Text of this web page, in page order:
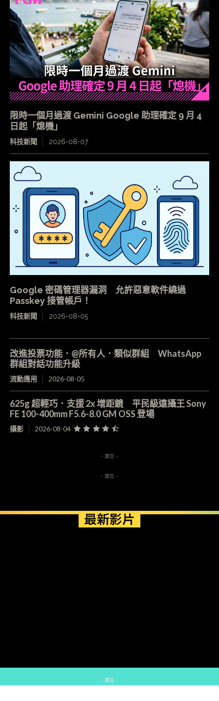
限時一個月過渡 Gemini Google 助理確定 9 月 4
日起「熄機」
科技新聞 2026-08-07
Google 密碼管理器漏洞 允許惡意軟件繞過
Passkey 接管帳戶！
科技新聞 2026-08-05
改進投票功能．@所有人．類似群組 WhatsApp
群組對話功能升級
流動應用 2026-08-05
625g 超輕巧．支援 2x 增距鏡 平民級遠攝王 Sony
FE 100-400mm F5.6-8.0 GM OSS 登場
攝影 2026-08-04
- 廣告 -
- 廣告 -
最新影片
- 廣告 -